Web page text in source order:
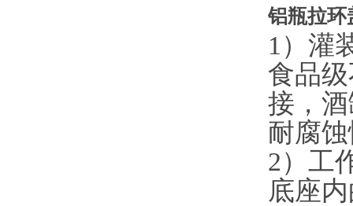
铝瓶拉环
1）灌
食品
接，
耐腐
2）工
底座